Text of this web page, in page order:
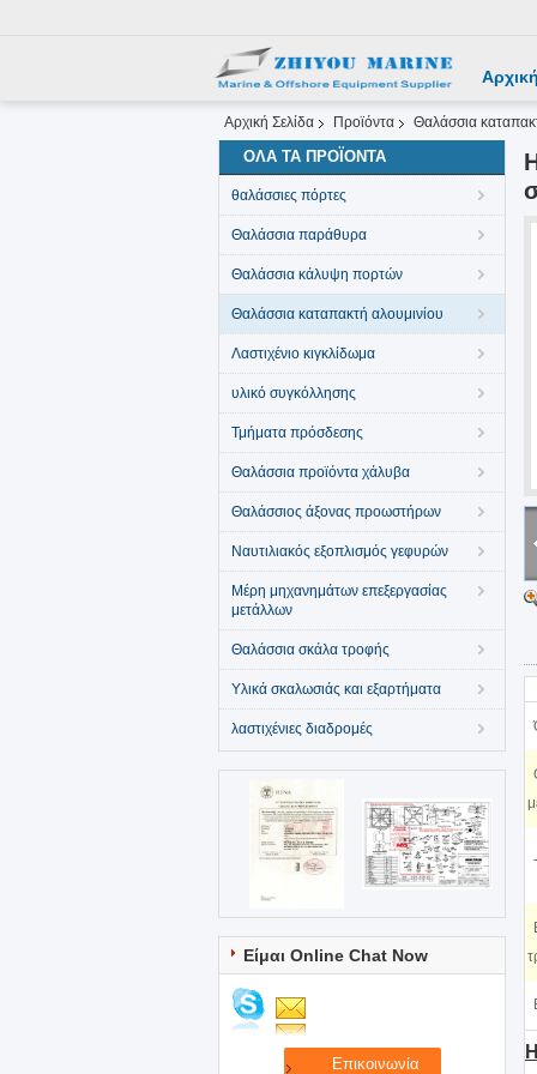
Αρχική Σελίδα Προϊόντα Θαλάσσια
ΌΛΑ ΤΑ ΠΡΟΪΌΝΤΑ
θαλάσσιες πόρτες
Θαλάσσια παράθυρα
Θαλάσσια κάλυψη πορτών
Θαλάσσια καταπακτή αλουμινίου
Λαστιχένιο κιγκλίδωμα
υλικό συγκόλλησης
Τμήματα πρόσδεσης
Θαλάσσια προϊόντα χάλυβα
Θαλάσσιος άξονας προωστήρων
Ναυτιλιακός εξοπλισμός γεφυρών
Μέρη μηχανημάτων επεξεργασίας
μετάλλων
Θαλάσσια σκάλα τροφής
Υλικά σκαλωσιάς και εξαρτήματα
λαστιχένιες διαδρομές
Είμαι Online Chat Now